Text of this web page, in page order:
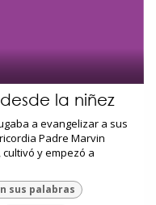
la niñez
a evangelizar a sus
Padre Marvin
y empezó a
sus palabras